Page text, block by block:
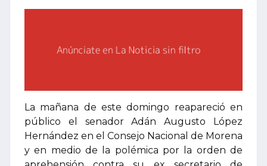
La mañana de este domingo reapareció en
público el senador Adán Augusto López
Hernández en el Consejo Nacional de Morena
y en medio de la polémica por la orden de